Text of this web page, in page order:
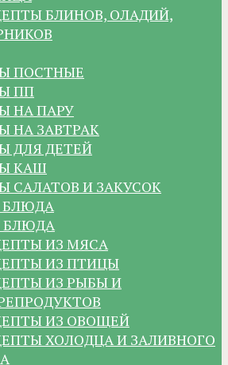
БЛИНОВ, ОЛАДИЙ,
ПОСТНЫЕ
ПП
НА ПАРУ
НА ЗАВТРАК
ДЛЯ ДЕТЕЙ
КАШ
САЛАТОВ И ЗАКУСОК
БЛЮДА
БЛЮДА
ИЗ МЯСА
ИЗ ПТИЦЫ
ИЗ РЫБЫ И
ИЗ ОВОЩЕЙ
ХОЛОДЦА И ЗАЛИВНОГО